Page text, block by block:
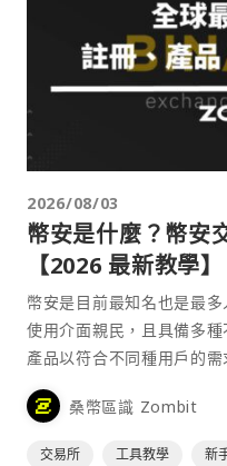
2026/08/03
幣安是什麼？幣安
【2026 最新教學】
幣安是目前最知名也是最
使用介面親民，且具備多
產品以符合不同種用戶的
式來參與加密貨幣市場。
桑幣區識 Zombit
交易所 工具教學 新